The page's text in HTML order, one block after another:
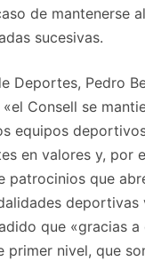
de mantenerse
sucesivas.
Deportes, Pedro
Consell se
equipos
en valores y, por
patrocinios que
deportivas
que «gracias
primer nivel, que